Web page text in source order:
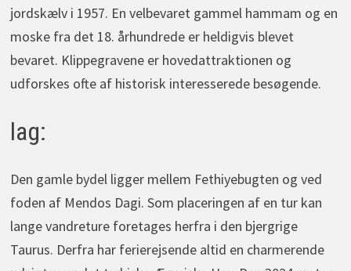
jordskælv i 1957. En velbevaret gammel hammam og en
moske fra det 18. århundrede er heldigvis blevet
bevaret. Klippegravene er hovedattraktionen og
udforskes ofte af historisk interesserede besøgende.
lag:
Den gamle bydel ligger mellem Fethiyebugten og ved
foden af Mendos Dagi. Som placeringen af en tur kan
lange vandreture foretages herfra i den bjergrige
Taurus. Derfra har ferierejsende altid en charmerende